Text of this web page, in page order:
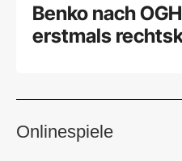
Benko nach
erstmals
Onlinespiele